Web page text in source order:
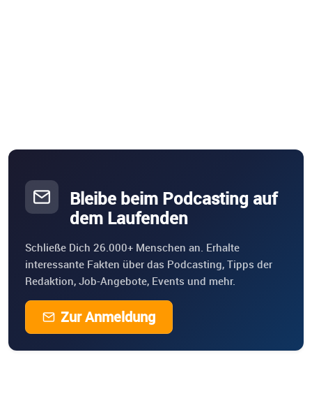
Bleibe beim Podcasting auf
dem Laufenden
Schließe Dich 26.000+ Menschen an. Erhalte
interessante Fakten über das Podcasting, Tipps der
Redaktion, Job-Angebote, Events und mehr.
Zur Anmeldung